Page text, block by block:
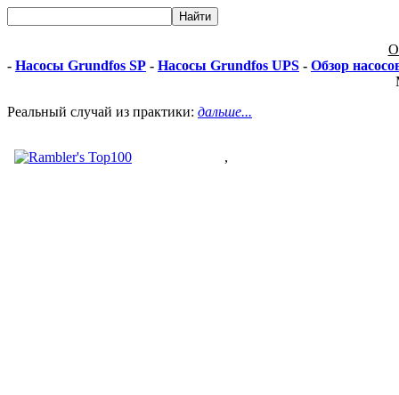
- Насосы Grundfos SP - Насосы Grundfos UPS - Обзор
Реальный случай из практики: дальше...
,